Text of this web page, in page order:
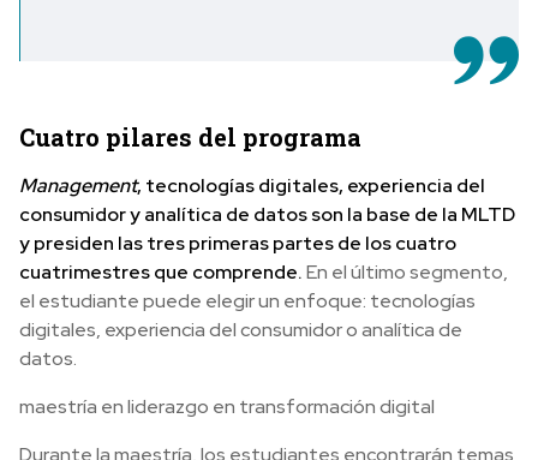
Cuatro pilares del programa
Management, tecnologías digitales, experiencia del
consumidor y analítica de datos son la base de la MLTD
y presiden las tres primeras partes de los cuatro
cuatrimestres que comprende.En el último segmento,
el estudiante puede elegir un enfoque: tecnologías
digitales, experiencia del consumidor o analítica de
datos.
maestría en liderazgo en transformación digital
Durante la maestría, los estudiantes encontrarán temas